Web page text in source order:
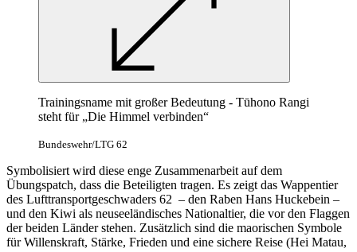
Trainingsname mit großer Bedeutung - Tūhono Rangi
steht für „Die Himmel verbinden“
Bundeswehr/LTG 62
Symbolisiert wird diese enge Zusammenarbeit auf dem
Übungspatch, dass die Beteiligten tragen. Es zeigt das Wappentier
des Lufttransportgeschwaders 62 – den Raben Hans Huckebein –
und den Kiwi als neuseeländisches Nationaltier, die vor den Flaggen
der beiden Länder stehen. Zusätzlich sind die maorischen Symbole
für Willenskraft, Stärke, Frieden und eine sichere Reise (Hei Matau,